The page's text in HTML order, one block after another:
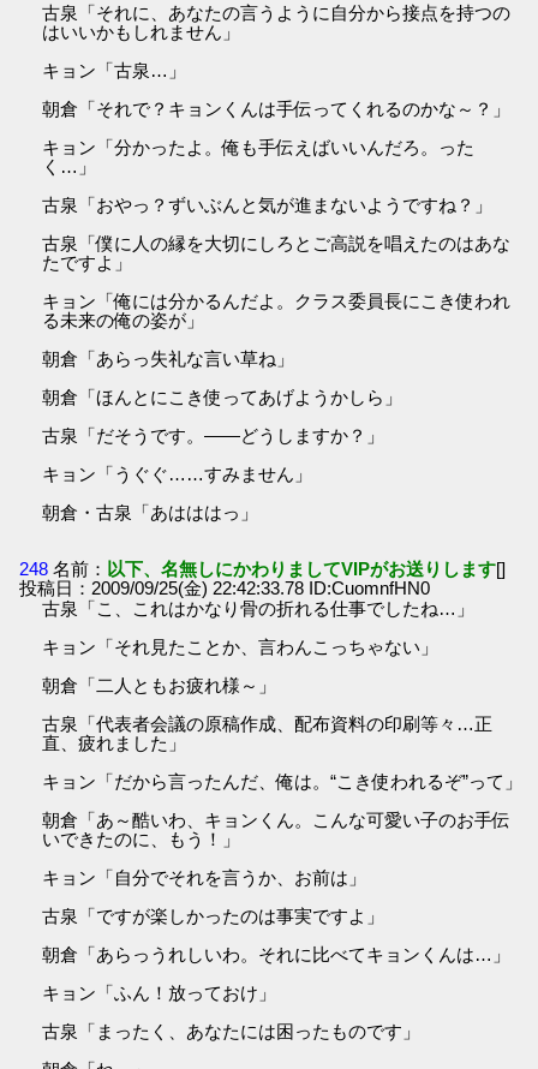
古泉「それに、あなたの言うように自分から接点を持つの
はいいかもしれません」
キョン「古泉…」
朝倉「それで？キョンくんは手伝ってくれるのかな～？」
キョン「分かったよ。俺も手伝えばいいんだろ。った
く…」
古泉「おやっ？ずいぶんと気が進まないようですね？」
古泉「僕に人の縁を大切にしろとご高説を唱えたのはあな
たですよ」
キョン「俺には分かるんだよ。クラス委員長にこき使われ
る未来の俺の姿が」
朝倉「あらっ失礼な言い草ね」
朝倉「ほんとにこき使ってあげようかしら」
古泉「だそうです。――どうしますか？」
キョン「うぐぐ……すみません」
朝倉・古泉「あはははっ」
248 名前： 以下、名無しにかわりましてVIPがお送りします[]
投稿日：2009/09/25(金) 22:42:33.78 ID:CuomnfHN0
古泉「こ、これはかなり骨の折れる仕事でしたね…」
キョン「それ見たことか、言わんこっちゃない」
朝倉「二人ともお疲れ様～」
古泉「代表者会議の原稿作成、配布資料の印刷等々…正
直、疲れました」
キョン「だから言ったんだ、俺は。“こき使われるぞ”って」
朝倉「あ～酷いわ、キョンくん。こんな可愛い子のお手伝
いできたのに、もう！」
キョン「自分でそれを言うか、お前は」
古泉「ですが楽しかったのは事実ですよ」
朝倉「あらっうれしいわ。それに比べてキョンくんは…」
キョン「ふん！放っておけ」
古泉「まったく、あなたには困ったものです」